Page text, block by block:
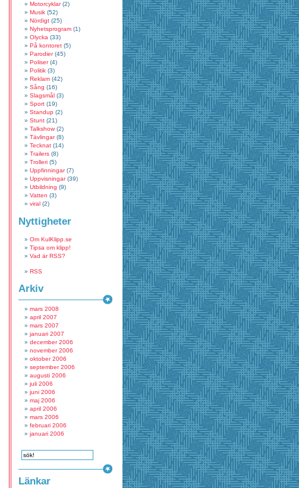
Motorcyklar(2)
Musik (52)
Nördigt (25)
Nyhetsprogram (1)
Olycka (33)
På kontoret (5)
Parodier(45)
Poliser(4)
Politik (3)
Reklam (42)
Sång (16)
Slagsmål (3)
Sport (19)
Standup (2)
Stunt (21)
Talkshow (2)
Tävlingar(8)
Tecknat (14)
Trailers (8)
Trolleri (5)
Uppfinningar(7)
Uppvisningar(39)
Utbildning (9)
Vatten (3)
viral (2)
Nyttigheter
Om KulKlipp.se
Tipsa om klipp!
Vad är RSS?
RSS
Arkiv
mars 2008
april 2007
mars 2007
januari 2007
december 2006
november 2006
oktober 2006
september 2006
augusti 2006
juli 2006
juni 2006
maj 2006
april 2006
mars 2006
februari 2006
januari 2006
Länkar